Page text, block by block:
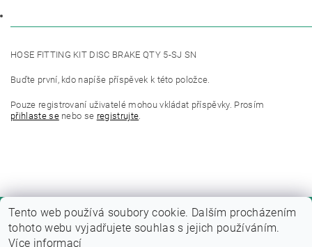
HOSE FITTING KIT DISC BRAKE QTY 5-SJ SN
Buďte první, kdo napíše příspěvek k této položce.
Pouze registrovaní uživatelé mohou vkládat příspěvky. Prosím
přihlaste senebo se registrujte.
Tento web používá soubory cookie. Dalším procházením
tohoto webu vyjadřujete souhlas s jejich používáním.
Více informací